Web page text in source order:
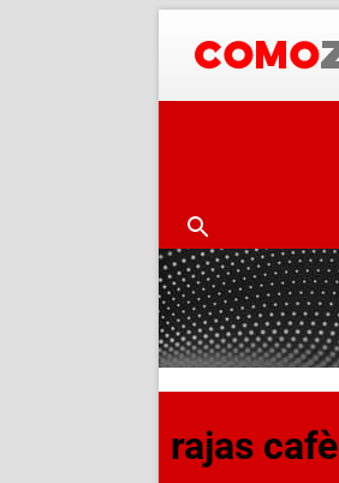
rajas cafè